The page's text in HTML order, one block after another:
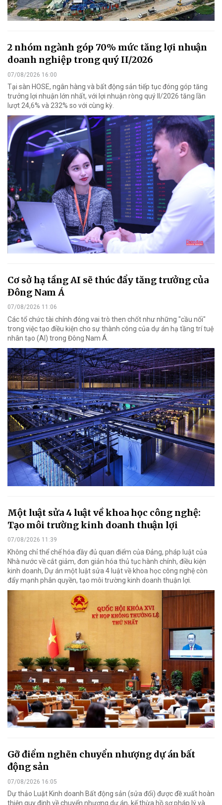
2 nhóm ngành góp 70% mức tăng lợi nhuận
doanh nghiệp trong quý II/2026
07/08/2026 16:00
Tại sàn HOSE, ngân hàng và bất động sản tiếp tục đóng góp tăng
trưởng lợi nhuận lớn nhất, với lợi nhuận ròng quý II/2026 tăng lần
lượt 24,6% và 232% so với cùng kỳ.
Cơ sở hạ tầng AI sẽ thúc đẩy tăng trưởng của
Đông Nam Á
07/08/2026 11:06
Các tổ chức tài chính đóng vai trò then chốt như những "cầu nối"
trong việc tạo điều kiện cho sự thành công của dự án hạ tầng trí tuệ
nhân tạo (AI) trong Đông Nam Á.
Một luật sửa 4 luật về khoa học công nghệ:
Tạo môi trường kinh doanh thuận lợi
07/08/2026 11:39
Không chỉ thể chế hóa đầy đủ quan điểm của Đảng, pháp luật của
Nhà nước về cắt giảm, đơn giản hóa thủ tục hành chính, điều kiện
kinh doanh, Dự án một luật sửa 4 luật về khoa học công nghệ còn
đẩy mạnh phân quyền, tạo môi trường kinh doanh thuận lợi.
Gỡ điểm nghẽn chuyển nhượng dự án bất
động sản
07/08/2026 16:05
Dự thảo Luật Kinh doanh Bất động sản (sửa đổi) được đề xuất hoàn
thiện quy định về chuyển nhượng dự án, kế thừa hồ sơ pháp lý và